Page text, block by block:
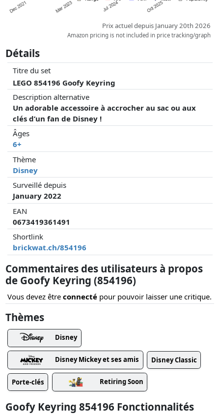
Prix actuel depuis January 20th 2026
Amazon pricing is not included in price tracking/graph
Détails
Titre du set
LEGO 854196 Goofy Keyring
Description alternative
Un adorable accessoire à accrocher au sac ou aux
clés d’un fan de Disney !
Âges
6+
Thème
Disney
Surveillé depuis
January 2022
EAN
0673419361491
Shortlink
brickwat.ch/854196
Commentaires des utilisateurs à propos
de Goofy Keyring (854196)
Vous devez être connecté pour pouvoir laisser une critique.
Thèmes
Disney
Disney Mickey et ses amis Disney Classic
Porte-clés Retiring Soon
Goofy Keyring 854196 Fonctionnalités